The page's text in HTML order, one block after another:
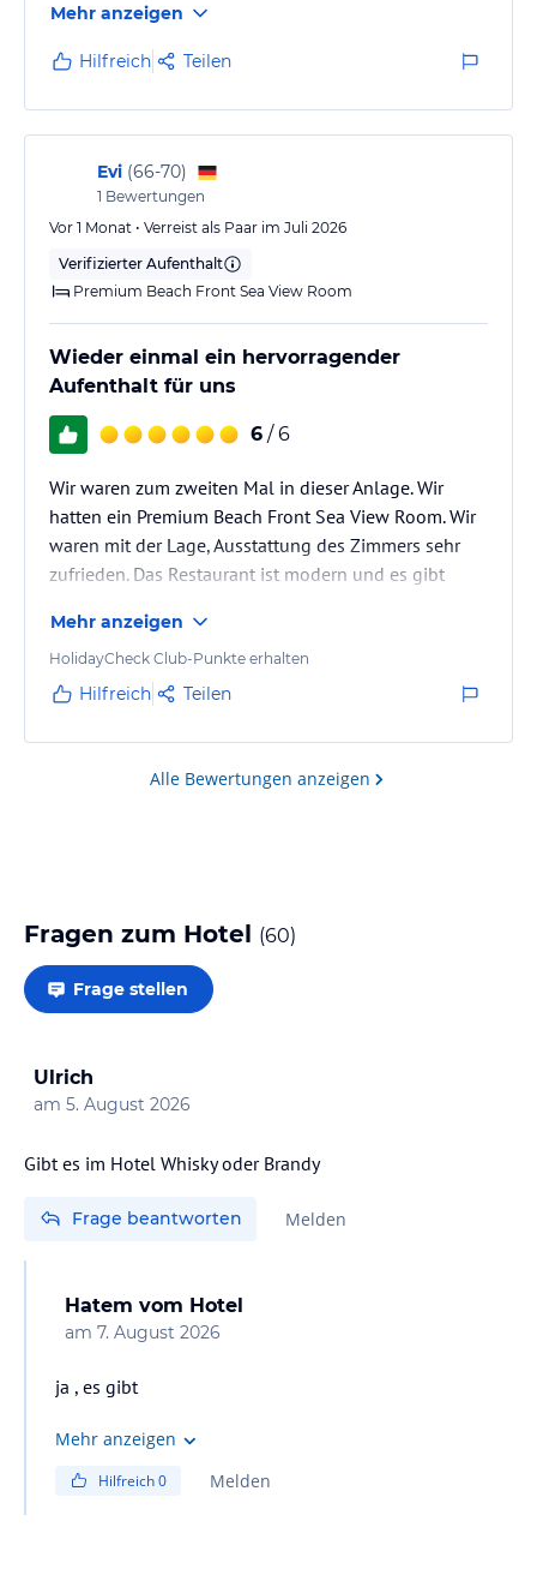
Zimmer sind sehr sauber und gepflegt.Rundum ging
es uns super und wir haben 11 Tage absolut
Das Essen bietet eine enorme Auswahl und auch hier
ist die Qualität sehr gut.Grüsse an die Chefs
Mahmoud&Shaban.👋🏼😉
Für Touren und wirklich gute Beratung war…
Mehr anzeigen
Hilfreich Teilen
Evi (66-70)
1 Bewertungen
Vor 1 Monat • Verreist als Paar im Juli 2026
Verifizierter Aufenthalt
Premium Beach Front Sea View Room
Wieder einmal ein hervorragender
Aufenthalt für uns
6 / 6
Wir waren zum zweiten Mal in dieser Anlage. Wir
hatten ein Premium Beach Front Sea View Room. Wir
waren mit der Lage, Ausstattung des Zimmers sehr
zufrieden. Das Restaurant ist modern und es gibt
Bereichen ist sehr aufmerksam, zuvorkommend, nett
und es bleiben keine Wünsche offen. Ganz
besonderen Dank möchten wir unserer
um uns gekümmert. Wir waren in den vergangenen
Jahren auch schon mehrfach im Fantazia…
Mehr anzeigen
HolidayCheck Club-Punkte erhalten
Hilfreich Teilen
Alle Bewertungen anzeigen
Fragen zum Hotel (60)
Frage stellen
Ulrich
am 5. August 2026
Gibt es im Hotel Whisky oder Brandy
Frage beantworten Melden
Hatem vom Hotel
am 7. August 2026
ja , es gibt
Mehr anzeigen
Hilfreich0 Melden